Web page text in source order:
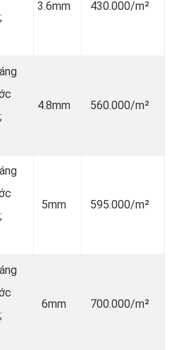
3.6mm 430.000/m²
4.8mm 560.000/m²
5mm 595.000/m²
6mm 700.000/m²